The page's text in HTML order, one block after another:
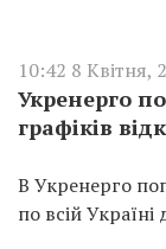
10:42 8 Квітня,
Укренерго
графіків
В Укренерго
по всій